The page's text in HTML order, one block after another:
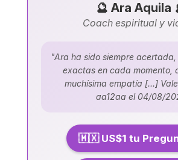
🔮 Ara Aquila
Coach espiritual y
"Ara ha sido siempre
exactas en cada momento,
muchísima empatía [...]
aa12aa el 04/08/
🇲🇽 US$1 tu